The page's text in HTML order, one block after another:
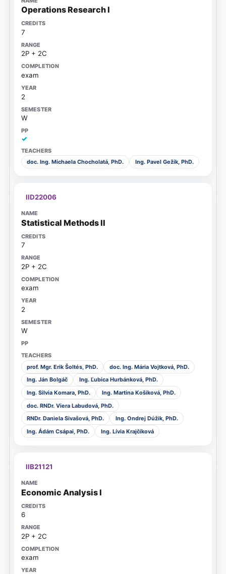
Operations Research I
7
2P + 2C
exam
2
W
✓
doc. Ing. Michaela Chocholatá, PhD. Ing. Pavel Gežík, PhD.
IID22006
Statistical Methods II
7
2P + 2C
exam
2
W
prof. Mgr. Erik Šoltés, PhD.
doc. Ing. Mária Vojtková, PhD.
Ing. Ján Bolgáč
Ing. Ľubica Hurbánková, PhD.
Ing. Silvia Komara, PhD.
Ing. Martina Košíková, PhD.
doc. RNDr. Viera Labudová, PhD.
RNDr. Daniela Sivašová, PhD.
Ing. Ondrej Dúžik, PhD.
Ing. Ádám Csápai, PhD.
Ing. Lívia Krajčíková
IIB21121
Economic Analysis I
6
2P + 2C
exam